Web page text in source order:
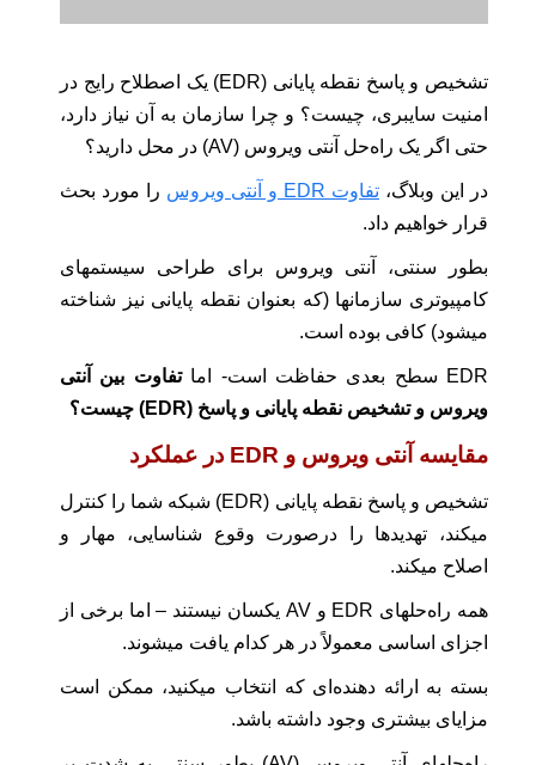
تشخیص و پاسخ نقطه پایانی (EDR) یک اصطلاح رایج در
امنیت سایبری، چیست؟ و چرا سازمان به آن نیاز دارد،
حتی اگر یک راه‌حل آنتی ویروس (AV) در محل دارید؟
در این وبلاگ، تفاوت EDR و آنتی ویروس
را مورد بحث
قرار خواهیم داد.
بطور سنتی، آنتی ویروس برای طراحی سیستمهای
کامپیوتری سازمانها (که بعنوان نقطه پایانی نیز شناخته
میشود) کافی بوده است.
EDR سطح بعدی حفاظت است- اما
تفاوت بین آنتی
ویروس و تشخیص نقطه پایانی و پاسخ (EDR) چیست؟
مقایسه آنتی ویروس و EDR در عملکرد
تشخیص و پاسخ نقطه پایانی (EDR) شبکه شما را کنترل
میکند، تهدیدها را درصورت وقوع شناسایی، مهار و
اصلاح میکند.
همه راه‌‌حلهای EDR و AV یکسان نیستند – اما برخی از
اجزای اساسی معمولاً در هر کدام یافت میشوند.
بسته به ارائه دهنده‌ای که انتخاب میکنید، ممکن است
مزایای بیشتری وجود داشته باشد.